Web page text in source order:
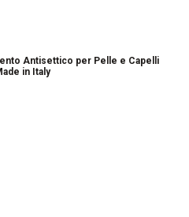
Antisettico per Pelle e Capelli
in Italy